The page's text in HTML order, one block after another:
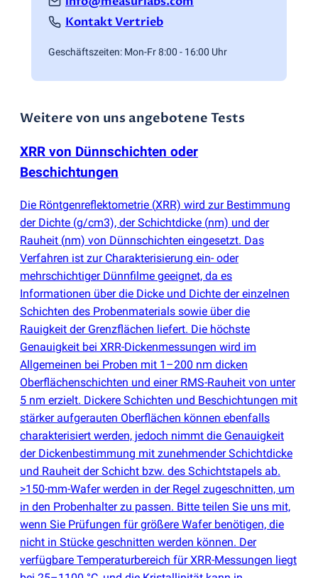
Kontakt Vertrieb
Geschäftszeiten: Mon-Fr 8:00 - 16:00 Uhr
Weitere von uns angebotene Tests
XRR von Dünnschichten oder
Beschichtungen
Die Röntgenreflektometrie (XRR) wird zur Bestimmung
der Dichte (g/cm3), der Schichtdicke (nm) und der
Rauheit (nm) von Dünnschichten eingesetzt. Das
Verfahren ist zur Charakterisierung ein- oder
mehrschichtiger Dünnfilme geeignet, da es
Informationen über die Dicke und Dichte der einzelnen
Schichten des Probenmaterials sowie über die
Rauigkeit der Grenzflächen liefert. Die höchste
Genauigkeit bei XRR-Dickenmessungen wird im
Allgemeinen bei Proben mit 1–200 nm dicken
Oberflächenschichten und einer RMS-Rauheit von unter
5 nm erzielt. Dickere Schichten und Beschichtungen mit
stärker aufgerauten Oberflächen können ebenfalls
charakterisiert werden, jedoch nimmt die Genauigkeit
der Dickenbestimmung mit zunehmender Schichtdicke
und Rauheit der Schicht bzw. des Schichtstapels ab.
>150-mm-Wafer werden in der Regel zugeschnitten, um
in den Probenhalter zu passen. Bitte teilen Sie uns mit,
wenn Sie Prüfungen für größere Wafer benötigen, die
nicht in Stücke geschnitten werden können. Der
verfügbare Temperaturbereich für XRR-Messungen liegt